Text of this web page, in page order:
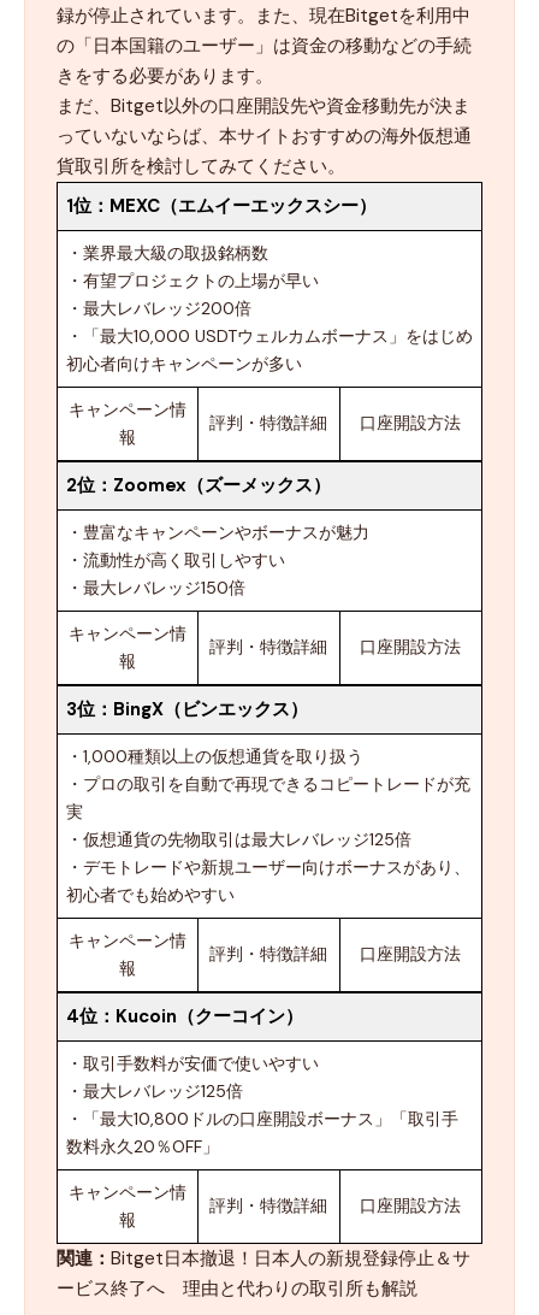
録が停止されています。また、現在Bitgetを利用中
の「日本国籍のユーザー」は資金の移動などの手続
きをする必要があります。
まだ、Bitget以外の口座開設先や資金移動先が決ま
っていないならば、本サイトおすすめの海外仮想通
貨取引所を検討してみてください。
1位： MEXC（エムイーエックスシー）
・業界最大級の取扱銘柄数
・有望プロジェクトの上場が早い
・最大レバレッジ200倍
・「最大10,000 USDTウェルカムボーナス」をはじめ
初心者向けキャンペーンが多い
キャンペーン情
報
評判・特徴詳細 口座開設方法
2位： Zoomex（ズーメックス）
・豊富なキャンペーンやボーナスが魅力
・流動性が高く取引しやすい
・最大レバレッジ150倍
キャンペーン情
報
評判・特徴詳細 口座開設方法
3位： BingX（ビンエックス）
・1,000種類以上の仮想通貨を取り扱う
・プロの取引を自動で再現できるコピートレードが充
実
・仮想通貨の先物取引は最大レバレッジ125倍
・デモトレードや新規ユーザー向けボーナスがあり、
初心者でも始めやすい
キャンペーン情
報
評判・特徴詳細 口座開設方法
4位： Kucoin（クーコイン）
・取引手数料が安価で使いやすい
・最大レバレッジ125倍
・「最大10,800ドルの口座開設ボーナス」「取引手
数料永久20％OFF」
キャンペーン情
報
評判・特徴詳細 口座開設方法
関連： Bitget日本撤退！日本人の新規登録停止＆サ
ービス終了へ 理由と代わりの取引所も解説